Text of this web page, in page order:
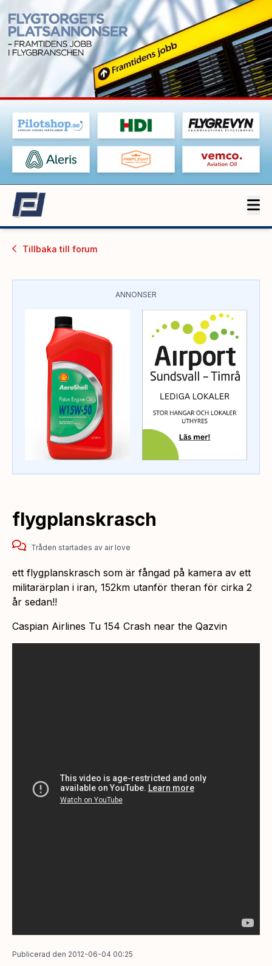
Tillbaka till forum
ANNONSER
flygplanskrasch
Tråden startades av air love
ett flygplanskrasch som är fångad på kamera av ett
militarärplan i iran, 152km utanför theran för cirka 2
år sedan!!
Caspian Airlines Tu 154 Crash near the Qazvin
Publicerad den 2012-06-04 00:25